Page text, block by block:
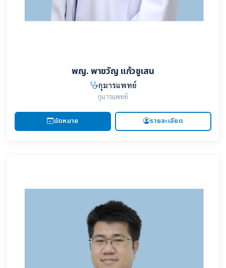
พญ. พาขวัญ แก้วชูเสน
กุมารแพทย์
กุมารแพทย์
นัดหมาย รายละเอียด